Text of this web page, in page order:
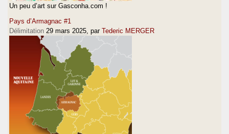
Un peu d’art sur Gasconha.com !
Pays d’Armagnac #1
Délimitation 29 mars 2025 , par Tederic MERGER